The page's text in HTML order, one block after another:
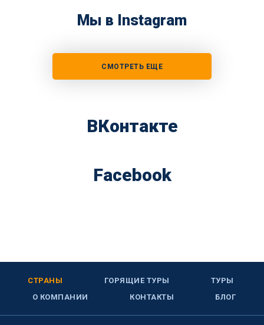
Мы в Instagram
СМОТРЕТЬ ЕЩЕ
ВКонтакте
Facebook
СТРАНЫ ГОРЯЩИЕ ТУРЫ
ТУРЫ
О КОМПАНИИ
КОНТАКТЫ БЛОГ